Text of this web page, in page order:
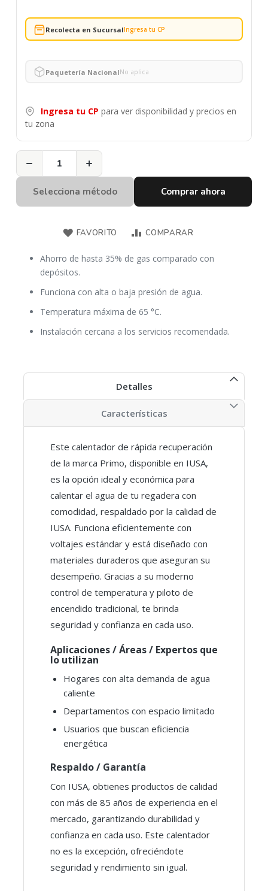
Recolecta en SucursalIngresa tu CP
Paquetería NacionalNo aplica
Ingresa tu CP para ver disponibilidad y precios en
tu zona
− +
Selecciona método Comprar ahora
FAVORITO COMPARAR
Ahorro de hasta 35% de gas comparado con
depósitos.
Funciona con alta o baja presión de agua.
Temperatura máxima de 65 °C.
Instalación cercana a los servicios recomendada.
Detalles
Este calentador de rápida recuperación
de la marca Primo, disponible en IUSA,
es la opción ideal y económica para
calentar el agua de tu regadera con
comodidad, respaldado por la calidad de
IUSA. Funciona eficientemente con
voltajes estándar y está diseñado con
materiales duraderos que aseguran su
desempeño. Gracias a su moderno
control de temperatura y piloto de
encendido tradicional, te brinda
seguridad y confianza en cada uso.
Aplicaciones / Áreas / Expertos que
lo utilizan
Hogares con alta demanda de agua
caliente
Departamentos con espacio limitado
Usuarios que buscan eficiencia
energética
Respaldo / Garantía
Con IUSA, obtienes productos de calidad
con más de 85 años de experiencia en el
mercado, garantizando durabilidad y
confianza en cada uso. Este calentador
no es la excepción, ofreciéndote
seguridad y rendimiento sin igual.
Características